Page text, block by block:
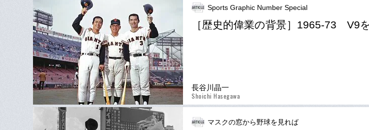
Sports Graphic Number Special
［歴史的偉業の背景］1965-73 V9
長谷川晶一
Shoichi Hasegawa
マスクの窓から野球を見れば